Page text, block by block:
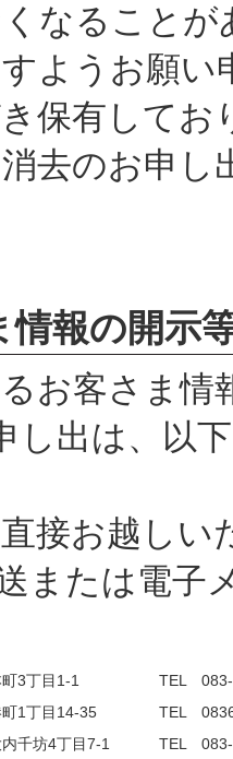
なること
ようお願い
保有してお
去のお申
情報の開示
お客さま情
し出は、以
接お越しい
または電子
3丁目1-1
TEL 083-
1丁目14-35
TEL
千坊4丁目7-1 TEL 083-